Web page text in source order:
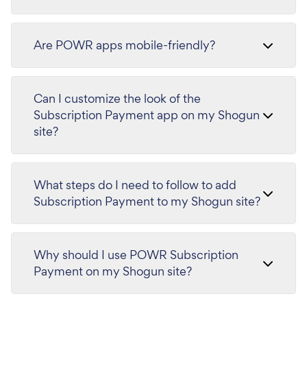
Are POWR apps mobile-friendly?
Can I customize the look of the
Subscription Payment app on my Shogun
site?
What steps do I need to follow to add
Subscription Payment to my Shogun site?
Why should I use POWR Subscription
Payment on my Shogun site?